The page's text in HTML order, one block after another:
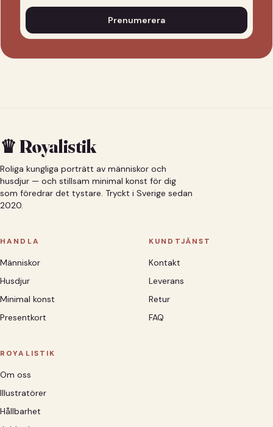
Prenumerera
♛ Royalistik
Roliga kungliga porträtt av människor och
husdjur — och stillsam minimal konst för dig
som föredrar det tystare. Tryckt i Sverige sedan
2020.
HANDLA
Människor
Husdjur
Minimal konst
Presentkort
KUNDTJÄNST
Kontakt
Leverans
Retur
FAQ
ROYALISTIK
Om oss
Illustratörer
Hållbarhet